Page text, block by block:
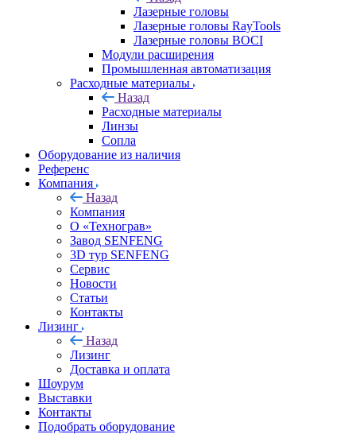
Лазерные головы
Лазерные головы RayTools
Лазерные головы BOCI
Модули расширения
Промышленная автоматизация
Расходные материалы
Назад
Расходные материалы
Линзы
Сопла
Оборудование из наличия
Референс
Компания
Назад
Компания
О «Технограв»
Завод SENFENG
3D тур SENFENG
Сервис
Новости
Статьи
Контакты
Лизинг
Назад
Лизинг
Доставка и оплата
Шоурум
Выставки
Контакты
Подобрать оборудование